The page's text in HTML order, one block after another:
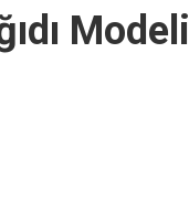
Modeli